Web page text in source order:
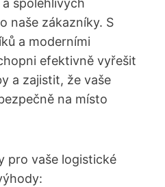
naše zákazníky. S
a moderními
efektivně vyřešit
a zajistit, že vaše
na místo
pro vaše logistické